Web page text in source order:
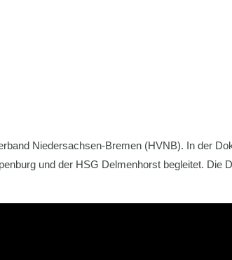
Niedersachsen-Bremen (HVNB). In der
und der HSG Delmenhorst begleitet. Die